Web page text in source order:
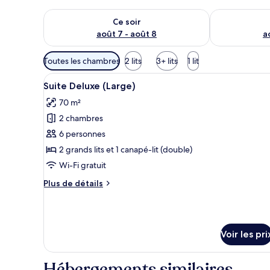
Ce soir
août 7 - août 8
Vérifier la disponibilité pour ce soir août 7 - août 8
Vérifier la
Filtres
disponibles
pour
les
chambres
Toutes les chambres 2 lits 3+ lits 1 lit
Afficher
toutes
les
photos
pour
ce
type
chambre :
Un salon moderne avec un
6
Suite Deluxe (Large)
70 m²
2 chambres
6 personnes
2 grands lits et 1 canapé-lit (double)
Wi-Fi gratuit
Plus de détails
Plus
de
Voir les